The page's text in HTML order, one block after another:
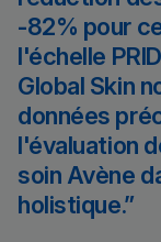
-82% pour
l'échelle
Global Skin
données
l'évaluation
soin Avène
holistique.